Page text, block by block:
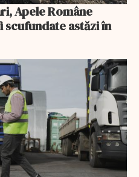
Apele Române
astăzi în